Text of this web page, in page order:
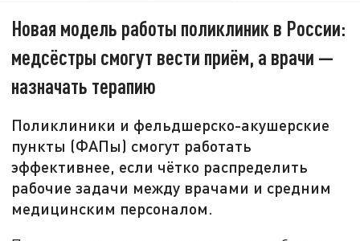
Новая модель работы поликлиник в России:
медсёстры смогут вести приём, а врачи —
назначать терапию
Поликлиники и фельдшерско-акушерские
пункты (ФАПы) смогут работать
эффективнее, если чётко распределить
рабочие задачи между врачами и средним
медицинским персоналом.